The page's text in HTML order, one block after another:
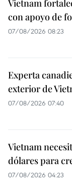
Vietnam
con apoyo de
07/08/2026 08:23
Experta
exterior de
07/08/2026 07:40
Vietnam
dólares para
07/08/2026 04:23